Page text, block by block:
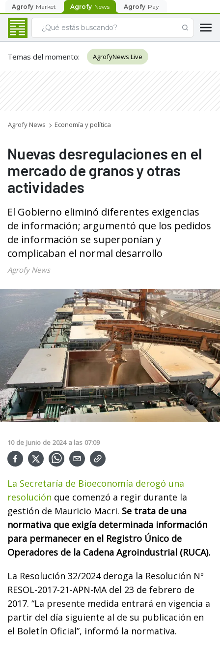
Agrofy Market Agrofy News Agrofy Pay
Temas del momento: AgrofyNews Live
Agrofy News Economía y política
Nuevas desregulaciones en el
mercado de granos y otras
actividades
El Gobierno eliminó diferentes exigencias
de información; argumentó que los pedidos
de información se superponían y
complicaban el normal desarrollo
Agrofy News
10 de Junio de 2024 a las 07:09
La Secretaría de Bioeconomía derogó una
resolución que comenzó a regir durante la
gestión de Mauricio Macri. Se trata de una
normativa que exigía determinada información
para permanecer en el Registro Único de
Operadores de la Cadena Agroindustrial (RUCA).
La Resolución 32/2024 deroga la Resolución Nº
RESOL-2017-21-APN-MA del 23 de febrero de
2017. “La presente medida entrará en vigencia a
partir del día siguiente al de su publicación en
el Boletín Oficial”, informó la normativa.